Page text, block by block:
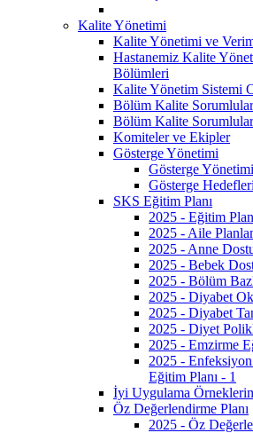
Kalite Yönetimi
Kalite Yönetimi ve
Hastanemiz Kalite
Bölümleri
Kalite Yönetim Sistemi
Bölüm Kalite
Bölüm Kalite
Komiteler ve Ekipler
Gösterge Yönetimi
Gösterge
Gösterge
SKS Eğitim Planı
2025 - Eğitim
2025 - Aile
2025 - Anne
2025 - Bebek
2025 - Bölüm
2025 - Diyabet
2025 - Diyabet
2025 - Diyet
2025 - Emzirme
2025 -
Eğitim Planı - 1
İyi Uygulama
Öz Değerlendirme Planı
2025 - Öz